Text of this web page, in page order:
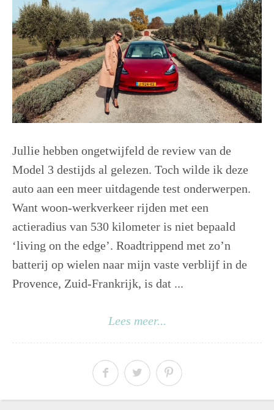
Jullie hebben ongetwijfeld de review van de
Model 3 destijds al gelezen. Toch wilde ik deze
auto aan een meer uitdagende test onderwerpen.
Want woon-werkverkeer rijden met een
actieradius van 530 kilometer is niet bepaald
‘living on the edge’. Roadtrippend met zo’n
batterij op wielen naar mijn vaste verblijf in de
Provence, Zuid-Frankrijk, is dat ...
Lees meer...